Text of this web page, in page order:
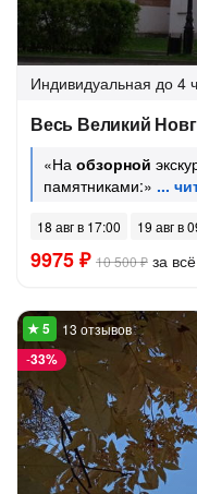
Индивидуальная до 4
Весь Великий
«На обзорной
памятниками:»
18 авг в 17:00 19 авг в
9975 ₽ 10 500 ₽ за
-33%
13 отзывов